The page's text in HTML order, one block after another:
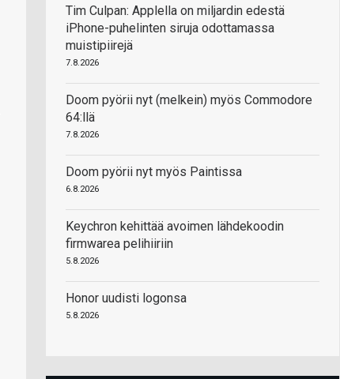
Tim Culpan: Applella on miljardin edestä
iPhone-puhelinten siruja odottamassa
muistipiirejä
7.8.2026
Doom pyörii nyt (melkein) myös Commodore
64:llä
7.8.2026
Doom pyörii nyt myös Paintissa
6.8.2026
Keychron kehittää avoimen lähdekoodin
firmwarea pelihiiriin
5.8.2026
Honor uudisti logonsa
5.8.2026